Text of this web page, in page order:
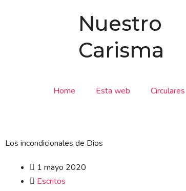
Nuestro
Carisma
Home Esta web Circulares
Los incondicionales de Dios
1 mayo 2020
Escritos